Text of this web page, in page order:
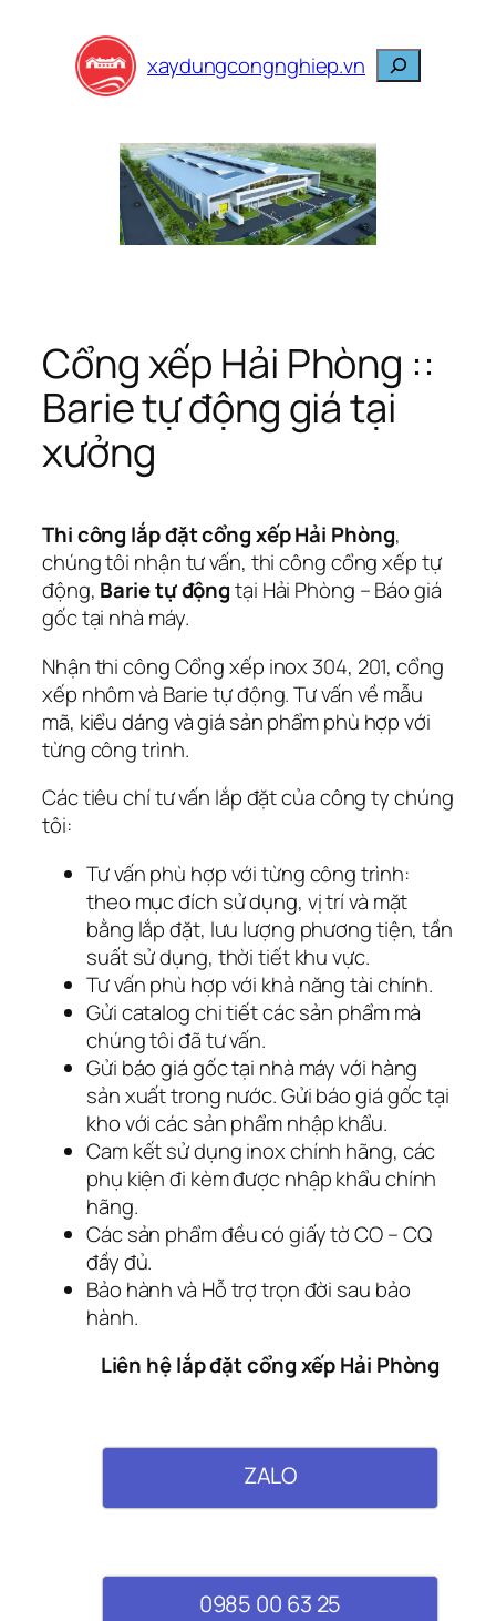
content
xaydungcongnghiep.vn Search
Cổng xếp Hải Phòng ::
Barie tự động giá tại
xưởng
Thi công lắp đặt cổng xếp Hải Phòng,
chúng tôi nhận tư vấn, thi công cổng xếp tự
động, Barie tự độngtại Hải Phòng – Báo giá
gốc tại nhà máy.
Nhận thi công Cổng xếp inox 304, 201, cổng
xếp nhôm và Barie tự động. Tư vấn về mẫu
mã, kiểu dáng và giá sản phẩm phù hợp với
từng công trình.
Các tiêu chí tư vấn lắp đặt của công ty chúng
tôi:
Tư vấn phù hợp với từng công trình:
theo mục đích sử dụng, vị trí và mặt
bằng lắp đặt, lưu lượng phương tiện, tần
suất sử dụng, thời tiết khu vực.
Tư vấn phù hợp với khả năng tài chính.
Gửi catalog chi tiết các sản phẩm mà
chúng tôi đã tư vấn.
Gửi báo giá gốc tại nhà máy với hàng
sản xuất trong nước. Gửi báo giá gốc tại
kho với các sản phẩm nhập khẩu.
Cam kết sử dụng inox chính hãng, các
phụ kiện đi kèm được nhập khẩu chính
hãng.
Các sản phẩm đều có giấy tờ CO – CQ
đầy đủ.
Bảo hành và Hỗ trợ trọn đời sau bảo
hành.
Liên hệ lắp đặt cổng xếp Hải Phòng
ZALO
0985 00 63 25